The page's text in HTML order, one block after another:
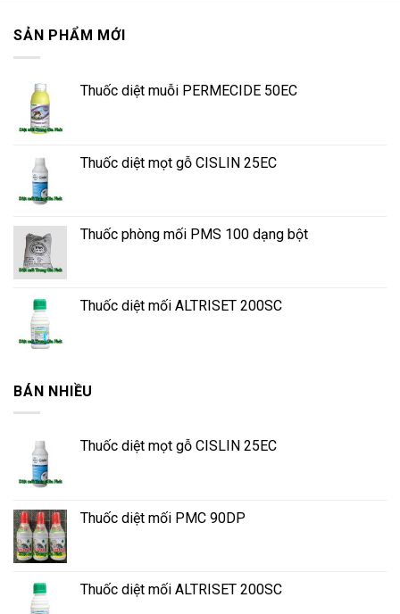
SẢN PHẨM MỚI
Thuốc diệt muỗi PERMECIDE 50EC
Thuốc diệt mọt gỗ CISLIN 25EC
Thuốc phòng mối PMS 100 dạng bột
Thuốc diệt mối ALTRISET 200SC
BÁN NHIỀU
Thuốc diệt mọt gỗ CISLIN 25EC
Thuốc diệt mối PMC 90DP
Thuốc diệt mối ALTRISET 200SC